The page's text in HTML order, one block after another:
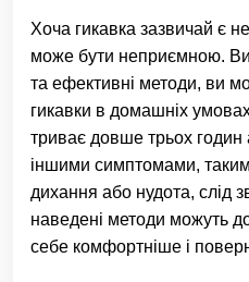
Хоча гикавка зазвичай є
може бути неприємною.
та ефективні методи, ви
гикавки в домашніх
триває довше трьох годин
іншими симптомами,
дихання або нудота, слід
наведені методи можуть
себе комфортніше і